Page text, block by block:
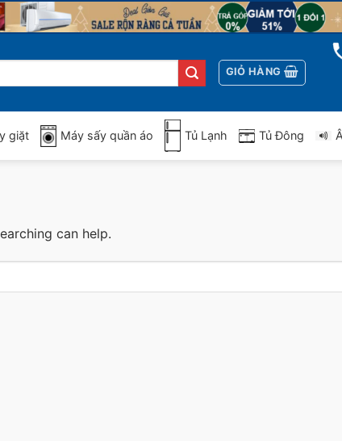
GIỎ HÀNG
giặt Máy sấy quần áo Tủ Lạnh Tủ Đông
can help.